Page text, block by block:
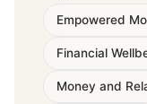
Empowered
Financial
Money and